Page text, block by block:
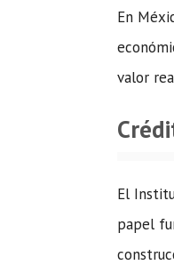
En
valor
El
papel